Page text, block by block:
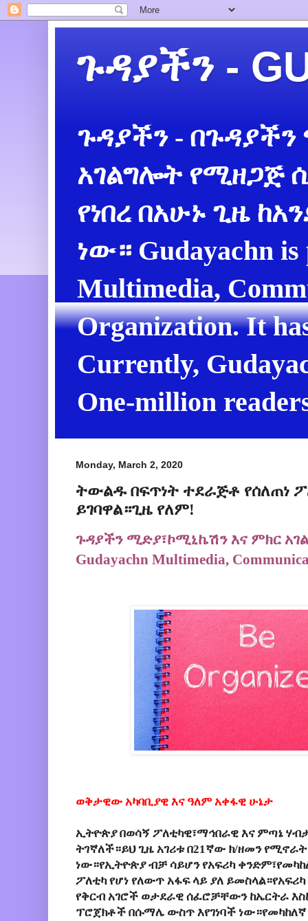
ጉዳያችን -
ጉዳያችን -
አገልግሎት የሚዘጋጅ
የነበረ በአሁኑ ጊዜ
ነው። Gudayachn is
Multimedia,
Organization. It
Currently,
One-million
Monday, March 2, 2020
ትውልዱ በፍጥነት ተደራጅቶ የሰለጠነ
ይገባዋል።ጊዜ የለም!
ጉዳያችን ሚድያ፣ኮሚኒኬሽን እና ምክር
Gudayachn Multimedia,
ወቅታዊው አካባቢያዊ እና ዓለም አቀፋዊ ሁኔታ
ኢትዮጵያ በወሳኝ ፖለቲካዊ፣ማኅበራዊ እና ምጣኔ
ትገኛለች።ይህ ጊዜ አገሪቱ በ21ኛው ክ/ዘመን
ነው።የኢትዮጵያ ብቻ ሳይሆን የአፍሪካ
ፖለቲካ የሆነ የለውጥ አፋፍ ላይ ያለ
የቅርብ አገሮች ወታደራዊ ሰፈሮቻቸውን ከኤርትራ
ፕሮጀክቶች በሱማሌ ውስጥ እየገነባች ነው።የመካከለኛ